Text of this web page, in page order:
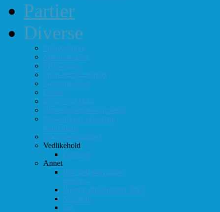
Partier
Diverse
Støtteordning
Sjakkrating.no
FIDE-rating
Follo-kombinasjoner
Grasrotandelen
Linker
DVD-er til utlån
Virtuell sjakklubb (lichess)
Førsteplasser i eksterne
turneringer
Hedersbevisninger
Vedlikehold
Logg inn
Annet
Ikke helt som andre
muséer...
Intervju klubbmester 2013
Skjemaer
test